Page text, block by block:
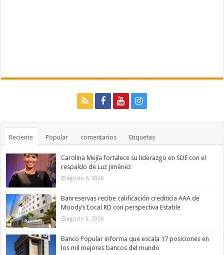
Reciente Popular comentarios Etiquetas
Carolina Mejía fortalece su liderazgo en SDE con el
respaldo de Luz Jiménez
agosto 6, 2026
Banreservas recibe calificación crediticia AAA de
Moody’s Local RD con perspectiva Estable
agosto 5, 2026
Banco Popular informa que escala 17 posiciones en
los mil mejores bancos del mundo